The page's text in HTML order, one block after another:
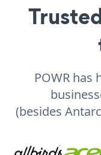
POWR has
(besides